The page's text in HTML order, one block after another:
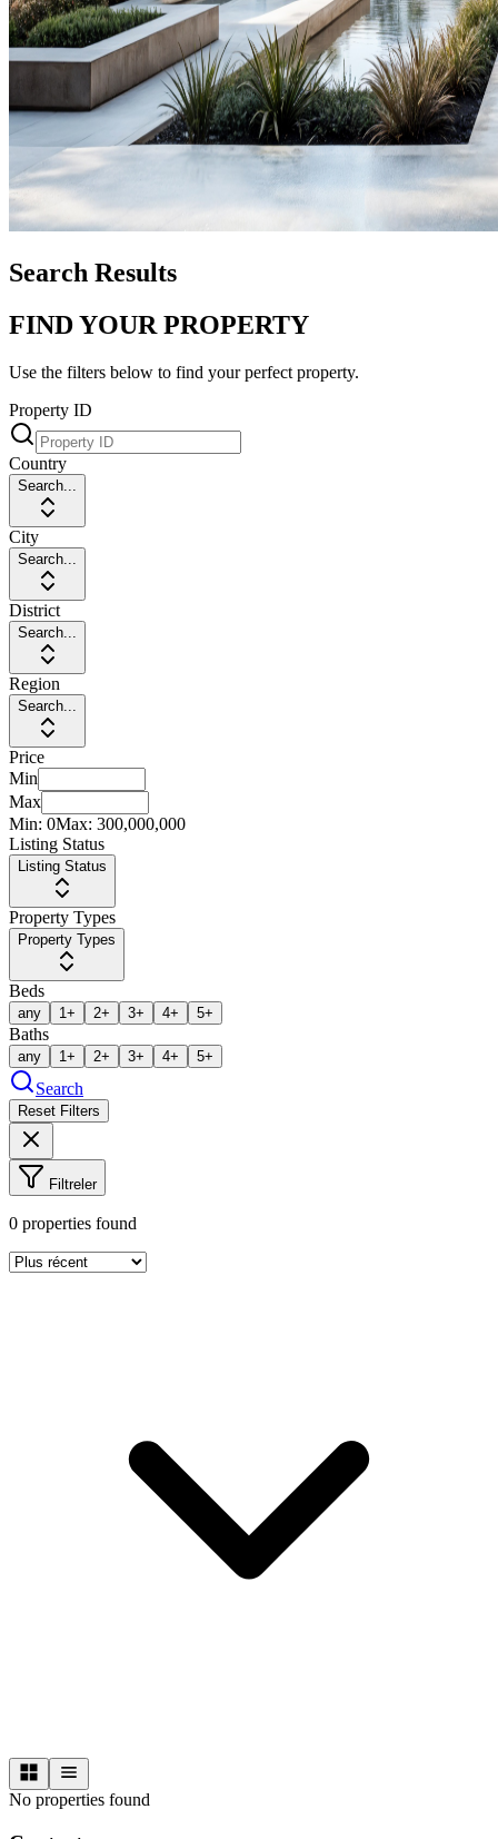
Search Results
FIND YOUR PROPERTY
Use the filters below to find your perfect property.
Property ID
Country
Search...
City
Search...
District
Search...
Region
Search...
Price
Min
Max
Min: 0Max: 300,000,000
Listing Status
Listing Status
Property Types
Property Types
Beds
any 1+ 2+ 3+ 4+ 5+
Baths
any 1+ 2+ 3+ 4+ 5+
Search
Reset Filters
Filtreler
0 properties found
No properties found